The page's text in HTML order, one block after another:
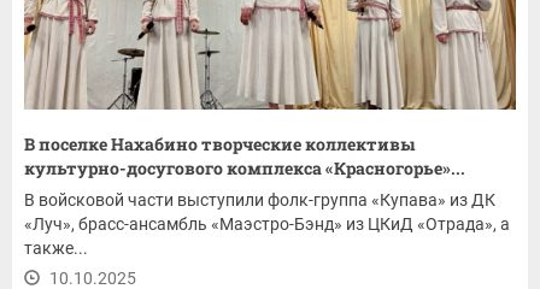
В поселке Нахабино творческие коллективы
культурно-досугового комплекса «Красногорье»...
В войсковой части выступили фолк-группа «Купава» из ДК
«Луч», брасс-ансамбль «Маэстро-Бэнд» из ЦКиД «Отрада», а
также...
10.10.2025